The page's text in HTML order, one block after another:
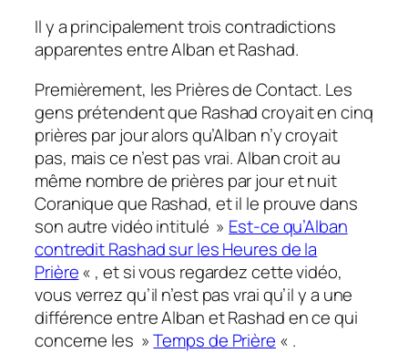
Il y a principalement trois contradictions
apparentes entre Alban et Rashad.
Premièrement, les Prières de Contact. Les
gens prétendent que Rashad croyait en cinq
prières par jour alors qu’Alban n’y croyait
pas, mais ce n’est pas vrai. Alban croit au
même nombre de prières par jour et nuit
Coranique que Rashad, et il le prouve dans
son autre vidéo intitulé » Est-ce qu’Alban
contredit Rashad sur les Heures de la
Prière« , et si vous regardez cette vidéo,
vous verrez qu’il n’est pas vrai qu’il y a une
différence entre Alban et Rashad en ce qui
concerne les »Temps de Prière « .